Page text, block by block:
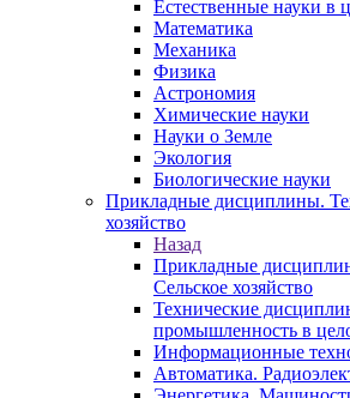
Естественные науки в
Математика
Механика
Физика
Астрономия
Химические науки
Науки о Земле
Экология
Биологические науки
Прикладные дисциплины.
хозяйство
Назад
Прикладные
Сельское хозяйство
Технические
промышленность в
Информационные
Автоматика.